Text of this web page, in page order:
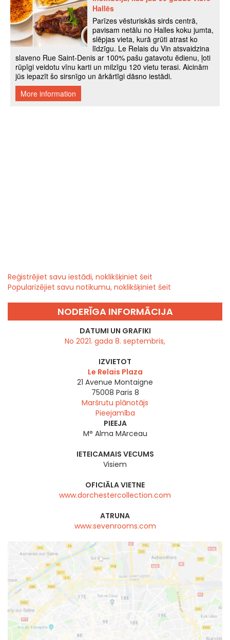
Reģistrējiet savu iestādi, noklikšķiniet šeit
Popularizējiet savu notikumu, noklikšķiniet šeit
NODERĪGA INFORMĀCIJA
DATUMI UN GRAFIKI
No 2021. gada 8. septembris,
IZVIETOT
Le Relais Plaza
21 Avenue Montaigne
75008 Paris 8
Maršrutu plānotājs
Pieejamība
PIEEJA
M° Alma MArceau
IETEICAMAIS VECUMS
Visiem
OFICIĀLA VIETNE
www.dorchestercollection.com
ATRUNA
www.sevenrooms.com